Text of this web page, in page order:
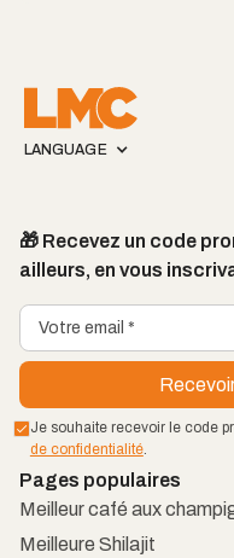
LANGUAGE
🎁 Recevez un code
ailleurs, en vous
Je souhaite recevoir le code
de confidentialité.
Pages populaires
Meilleur café aux
Meilleure Shilajit